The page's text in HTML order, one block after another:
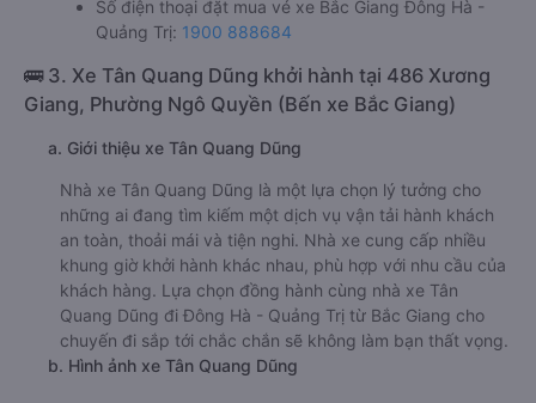
Số điện thoại đặt mua vé xe Bắc Giang Đông Hà -
Quảng Trị: 1900 888684
🚌 3. Xe Tân Quang Dũng khởi hành tại 486 Xương
Giang, Phường Ngô Quyền (Bến xe Bắc Giang)
a. Giới thiệu xe Tân Quang Dũng
Nhà xe Tân Quang Dũng là một lựa chọn lý tưởng cho
những ai đang tìm kiếm một dịch vụ vận tải hành khách
an toàn, thoải mái và tiện nghi. Nhà xe cung cấp nhiều
khung giờ khởi hành khác nhau, phù hợp với nhu cầu của
khách hàng. Lựa chọn đồng hành cùng nhà xe Tân
Quang Dũng đi Đông Hà - Quảng Trị từ Bắc Giang cho
chuyến đi sắp tới chắc chắn sẽ không làm bạn thất vọng.
b. Hình ảnh xe Tân Quang Dũng